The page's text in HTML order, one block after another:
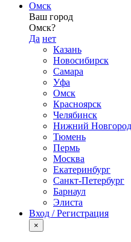
Омск
Ваш город
Омск?
Да нет
Казань
Новосибирск
Самара
Уфа
Омск
Красноярск
Челябинск
Нижний Новгород
Тюмень
Пермь
Москва
Екатеринбург
Санкт-Петербург
Барнаул
Элиста
Вход / Регистрация
×